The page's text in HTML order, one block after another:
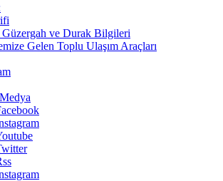
Güzergah ve Durak Bilgileri
Gelen Toplu Ulaşım Araçları